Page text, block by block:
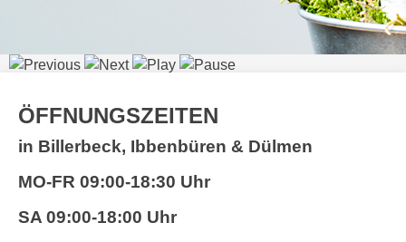
ÖFFNUNGSZEITEN
in Billerbeck, Ibbenbüren & Dülmen
MO-FR 09:00-18:30 Uhr
SA 09:00-18:00 Uhr